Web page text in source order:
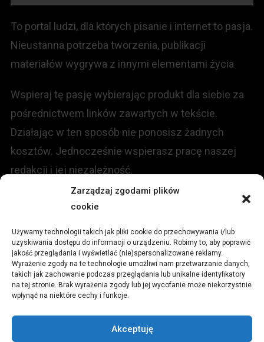
Zarządzaj zgodami plików
cookie
Używamy technologii takich jak pliki cookie do przechowywania i/lub
uzyskiwania dostępu do informacji o urządzeniu. Robimy to, aby poprawić
jakość przeglądania i wyświetlać (nie)spersonalizowane reklamy.
Wyrażenie zgody na te technologie umożliwi nam przetwarzanie danych,
takich jak zachowanie podczas przeglądania lub unikalne identyfikatory
na tej stronie. Brak wyrażenia zgody lub jej wycofanie może niekorzystnie
wpłynąć na niektóre cechy i funkcje.
Akceptuję
To portal ludzi, dla których pisanie i internet to pasja.
Nieustanna potrzeba tworzenia, publikacji
materiałów wygrywa z innymi elementami życia
Wspieraj tę pasję wybierając produkt dla siebie za
pośrednictwem linków zawartych w tekście.
Działając w ten sposób nie ponosisz żadnych
kosztów. Jednocześnie wspierasz pracę naszej
redakcji i jej niezależność.
Redakcja portalu:
ul.Stara 13, 42-600 Tarnowskie Góry
TEL:+48 509 547 822
redakcja@czytamiwiem.pl